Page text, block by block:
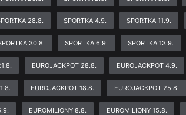
28.8. SPORTKA 4.9. SPORTKA 11.9.
30.8. SPORTKA 6.9. SPORTKA 13.9.
EUROJACKPOT 28.8. EUROJACKPOT 4.9.
EUROJACKPOT 18.8. EUROJACKPOT 25.8.
EUROMILIONY 8.8. EUROMILIONY 15.8.